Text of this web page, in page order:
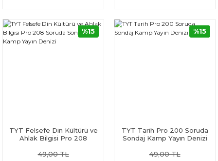
TYT Felsefe Din Kültürü ve
Ahlak Bilgisi Pro 208
Denizi
49,00 TL
%15
TYT Tarih Pro 200 Soruda
Sondaj Kamp Yayın Denizi
49,00 TL
%15